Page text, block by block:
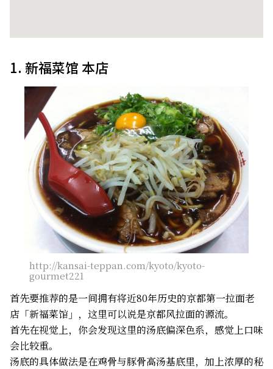
1. 新福菜馆 本店
http://kansai-teppan.com/kyoto/kyoto-
gourmet221
首先要推荐的是一间拥有将近80年历史的京都第一拉面老
店「新福菜馆」，这里可以说是京都风拉面的源流。
首先在视觉上，你会发现这里的汤底偏深色系，感觉上口味
会比较重。
汤底的具体做法是在鸡骨与豚骨高汤基底里，加上浓厚的秘